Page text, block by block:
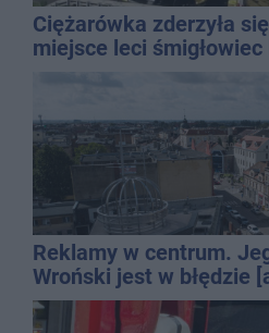
Ciężarówka zderzyła
miejsce leci śmigłowiec
Reklamy w centrum.
Wroński jest w błędzie